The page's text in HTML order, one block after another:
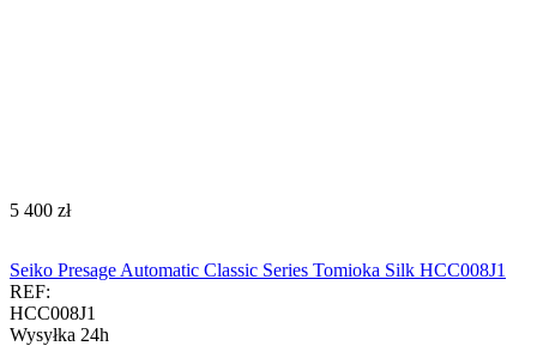
‍5 400‍ zł
Seiko Presage Automatic Classic Series Tomioka Silk HCC008J1
REF:
HCC008J1
Wysyłka 24h